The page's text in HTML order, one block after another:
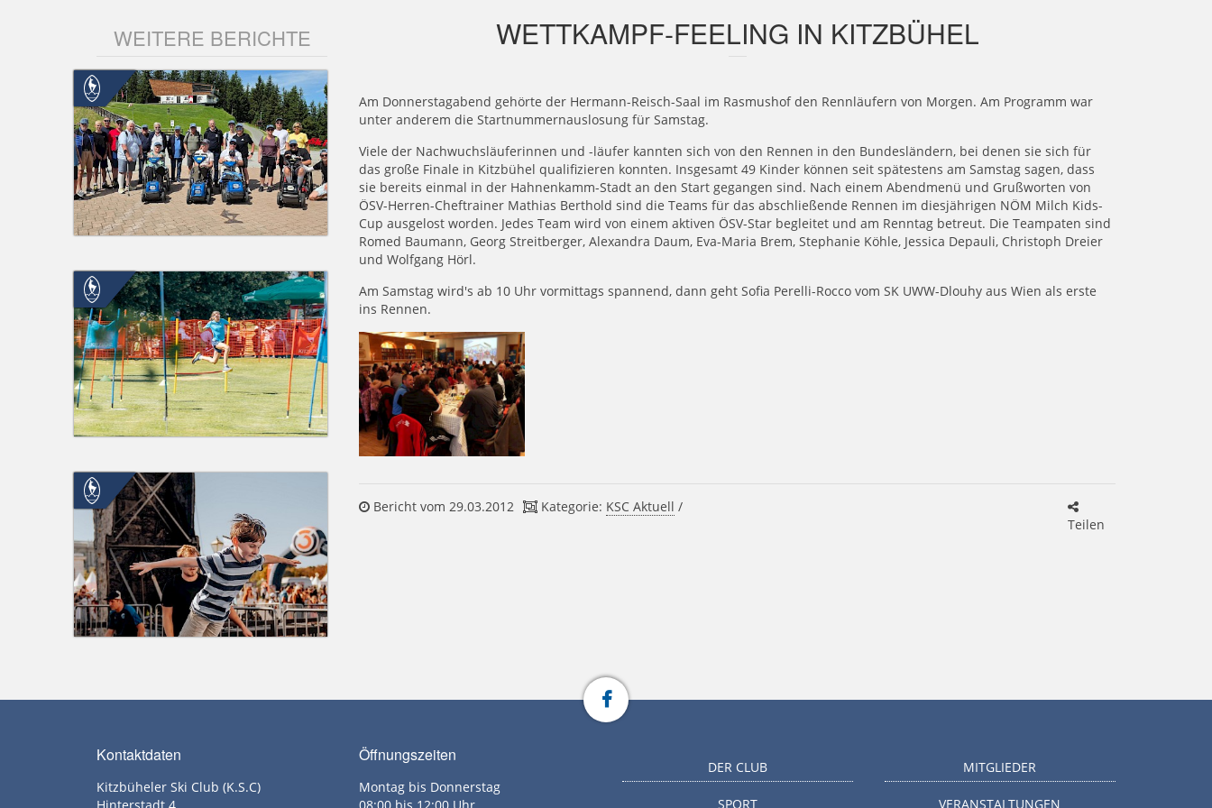
WETTKAMPF-FEELING IN KITZBÜHEL
Am Donnerstagabend gehörte der Hermann-Reisch-Saal im Rasmushof den Rennläufern von Morgen. Am Programm war
unter anderem die Startnummernauslosung für Samstag.
Viele der Nachwuchsläuferinnen und -läufer kannten sich von den Rennen in den Bundesländern, bei denen sie sich für
das große Finale in Kitzbühel qualifizieren konnten. Insgesamt 49 Kinder können seit spätestens am Samstag sagen, dass
sie bereits einmal in der Hahnenkamm-Stadt an den Start gegangen sind. Nach einem Abendmenü und Grußworten von
ÖSV-Herren-Cheftrainer Mathias Berthold sind die Teams für das abschließende Rennen im diesjährigen NÖM Milch Kids-
Cup ausgelost worden. Jedes Team wird von einem aktiven ÖSV-Star begleitet und am Renntag betreut. Die Teampaten sind
Romed Baumann, Georg Streitberger, Alexandra Daum, Eva-Maria Brem, Stephanie Köhle, Jessica Depauli, Christoph Dreier
und Wolfgang Hörl.
Am Samstag wird's ab 10 Uhr vormittags spannend, dann geht Sofia Perelli-Rocco vom SK UWW-Dlouhy aus Wien als erste
ins Rennen.
Bericht vom 29.03.2012 Kategorie: KSC Aktuell /
Teilen
WEITERE BERICHTE
Kontaktdaten
Kitzbüheler Ski Club (K.S.C)
Öffnungszeiten
Montag bis Donnerstag
DER CLUB
SPORT
MITGLIEDER
VERANSTALTUNGEN